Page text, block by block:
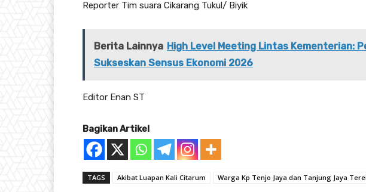
Reporter Tim suara Cikarang Tukul/ Biyik
Berita Lainnya High Level Meeting Lintas Kementerian:
Sukseskan Sensus Ekonomi 2026
Editor Enan ST
Bagikan Artikel
TAGS Akibat Luapan Kali Citarum Warga Kp Tenjo Jaya dan Tanjung Jaya